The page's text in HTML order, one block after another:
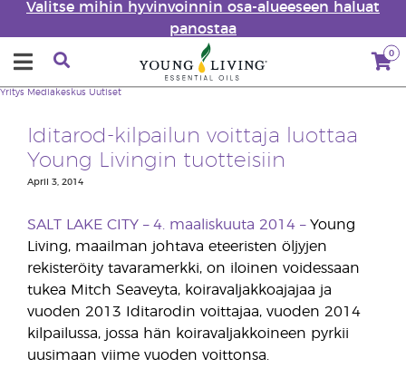
Valitse mihin hyvinvoinnin osa-alueeseen haluat
panostaa
0
Yritys Mediakeskus Uutiset
Iditarod-kilpailun voittaja luottaa
Young Livingin tuotteisiin
April 3, 2014
SALT LAKE CITY – 4. maaliskuuta 2014 – Young
Living, maailman johtava eteeristen öljyjen
rekisteröity tavaramerkki, on iloinen voidessaan
tukea Mitch Seaveyta, koiravaljakkoajajaa ja
vuoden 2013 Iditarodin voittajaa, vuoden 2014
kilpailussa, jossa hän koiravaljakkoineen pyrkii
uusimaan viime vuoden voittonsa.